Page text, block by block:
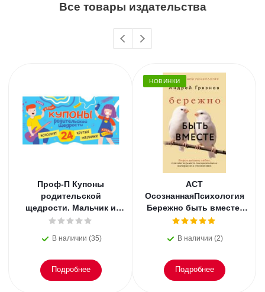
Все товары издательства
Проф-П Купоны
родительской
щедрости. Мальчик и
девочка
В наличии (35)
Подробнее
НОВИНКИ
АСТ
ОсознаннаяПсихология
Бережно быть вместе.
Второе дыхание любви,
эмоциональное
В наличии (2)
Подробнее